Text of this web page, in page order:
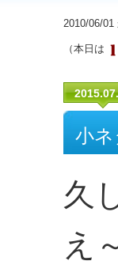
2010/06/01
（本日は
小ネ
久
え